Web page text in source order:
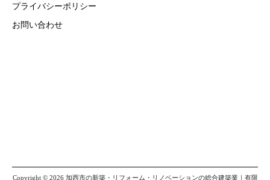
プライバシーポリシー
お問い合わせ
Copyright © 2026 加西市の新築・リフォーム・リノベーションの総合建築業｜有限